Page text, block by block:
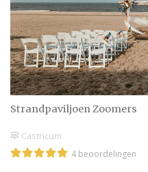
Strandpaviljoen Zoomers
Castricum
4 beoordelingen